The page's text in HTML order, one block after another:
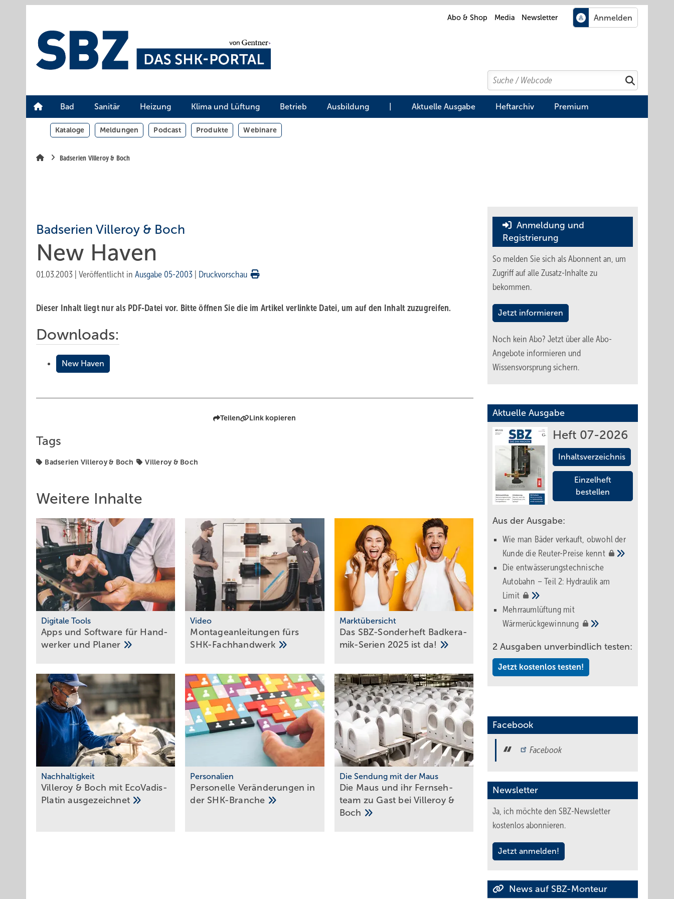
Abo & Shop Media Newsletter
Search
Suchen
Bad Sanitär Heizung Klima und Lüftung Betrieb Ausbildung Aktuelle Ausgabe Heftarchiv Premium
Kataloge Meldungen Podcast Produkte Webinare
Badserien Villeroy & Boch
Badserien Villeroy & Boch
New Haven
01.03.2003 Veröffentlicht in Ausgabe 05-2003 Druckvorschau
Dieser Inhalt liegt nur als PDF-Datei vor. Bitte öffnen Sie die im Artikel verlinkte Datei, um auf den Inhalt zuzugreifen.
Downloads:
New Haven
Teilen Link kopieren
Tags
Badserien Villeroy & Boch Villeroy & Boch
Weitere Inhalte
Digitale Tools
Apps und Soft­ware für Hand­
werker und Planer
Video
Montageanleitungen fürs
SHK-Fachhandwerk
Marktübersicht
Das SBZ-Sonder­heft Bad­ke­ra­
mik-Serien 2025 ist da!
Nachhaltigkeit
Villeroy & Boch mit Eco­Va­dis-
Pla­tinaus­ge­zeich­net
Personalien
Personelle Veränderungen in
der SHK-Branche
Die Sendung mit der Maus
Die Maus und ihr Fernseh­
team zu Gast bei Villeroy &
Boch
Anmeldung und
Registrierung
So melden Sie sich als Abonnent an, um
Zugriff auf alle Zusatz-Inhalte zu
bekommen.
Jetzt informieren
Noch kein Abo? Jetzt über alle Abo-
Angebote informieren und
Wissensvorsprung sichern.
Aktuelle Ausgabe
Heft 07-2026
Inhaltsverzeichnis
Einzelheft
bestellen
Aus der Ausgabe:
Wie man Bäder verkauft, obwohl der
Kunde die Reuter-Preise kennt
Die entwässerungstechnische
Autobahn – Teil 2: Hydraulik am
Limit
Mehrraumlüftung mit
Wärmerückgewinnung
2 Ausgaben unverbindlich testen:
Jetzt kostenlos testen!
Facebook
Facebook
Newsletter
Ja, ich möchte den SBZ-Newsletter
kostenlos abonnieren.
Jetzt anmelden!
News auf SBZ-Monteur